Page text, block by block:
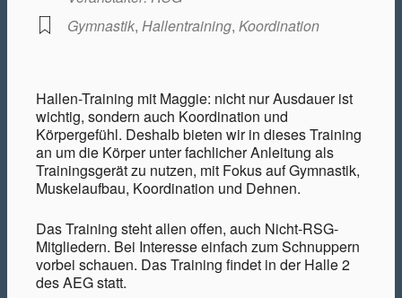
Gymnastik,Hallentraining,Koordination
Hallen-Training mit Maggie: nicht nur Ausdauer ist
wichtig, sondern auch Koordination und
Körpergefühl. Deshalb bieten wir in dieses Training
an um die Körper unter fachlicher Anleitung als
Trainingsgerät zu nutzen, mit Fokus auf Gymnastik,
Muskelaufbau, Koordination und Dehnen.
Das Training steht allen offen, auch Nicht-RSG-
Mitgliedern. Bei Interesse einfach zum Schnuppern
vorbei schauen. Das Training findet in der Halle 2
des AEG statt.